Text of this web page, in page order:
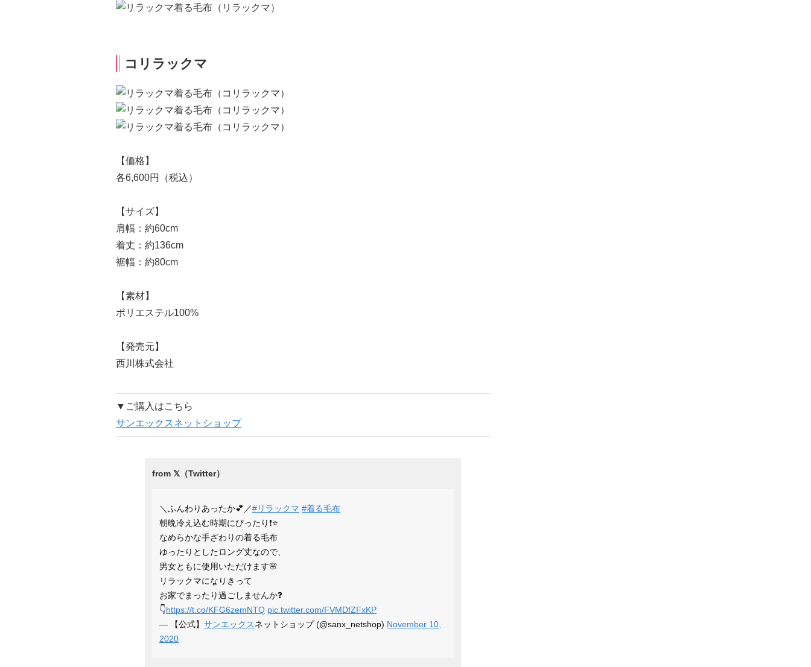
コリラックマ
【価格】
各6,600円（税込）
【サイズ】
肩幅：約60cm
着丈：約136cm
裾幅：約80cm
【素材】
ポリエステル100%
【発売元】
西川株式会社
▼ご購入はこちら
サンエックスネットショップ
＼ふんわりあったか💕／#リラックマ #着る毛布
朝晩冷え込む時期にぴったり❗⭐
なめらかな手ざわりの着る毛布
ゆったりとしたロング丈なので、
男女ともに使用いただけます🌸
リラックマになりきって
お家でまったり過ごしませんか❓
👇https://t.co/KFG6zemNTQ pic.twitter.com/FVMDfZFxKP
— 【公式】 サンエックスネットショップ (@sanx_netshop) November 10,
2020